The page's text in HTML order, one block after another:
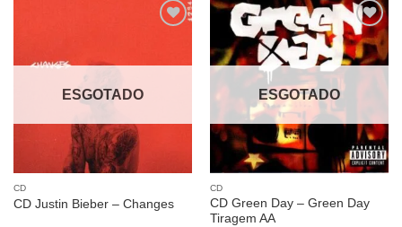
desejos
ESGOTADO
CD
CD Justin Bieber – Changes
Adicionar
a lista de
desejos
ESGOTADO
CD
CD Green Day – Green Day
Tiragem AA